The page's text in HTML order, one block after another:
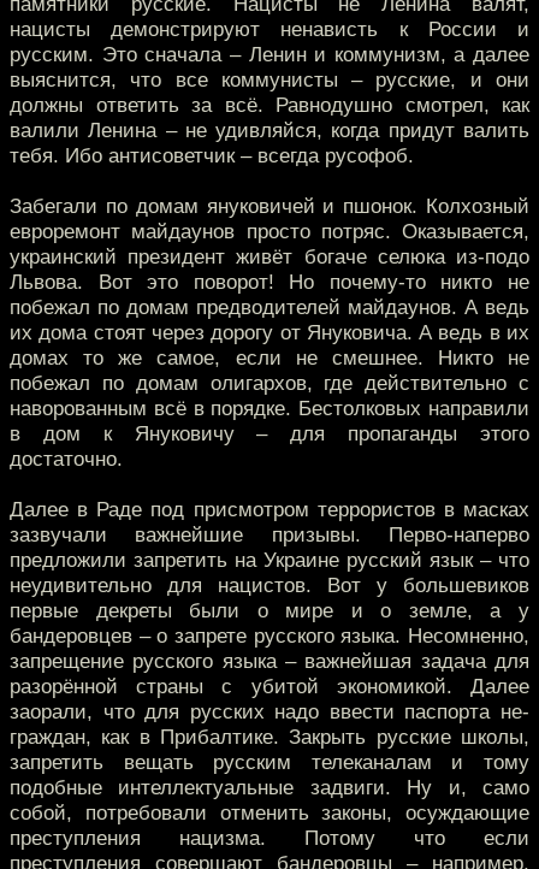
нацисты демонстрируют ненависть к России и
русским. Это сначала – Ленин и коммунизм, а далее
выяснится, что все коммунисты – русские, и они
должны ответить за всё. Равнодушно смотрел, как
валили Ленина – не удивляйся, когда придут валить
тебя. Ибо антисоветчик – всегда русофоб.
Забегали по домам януковичей и пшонок. Колхозный
евроремонт майдаунов просто потряс. Оказывается,
украинский президент живёт богаче селюка из-подо
Львова. Вот это поворот! Но почему-то никто не
побежал по домам предводителей майдаунов. А ведь
их дома стоят через дорогу от Януковича. А ведь в их
домах то же самое, если не смешнее. Никто не
побежал по домам олигархов, где действительно с
наворованным всё в порядке. Бестолковых направили
в дом к Януковичу – для пропаганды этого
достаточно.
Далее в Раде под присмотром террористов в масках
зазвучали важнейшие призывы. Перво-наперво
предложили запретить на Украине русский язык – что
неудивительно для нацистов. Вот у большевиков
первые декреты были о мире и о земле, а у
бандеровцев – о запрете русского языка. Несомненно,
запрещение русского языка – важнейшая задача для
разорённой страны с убитой экономикой. Далее
заорали, что для русских надо ввести паспорта не-
граждан, как в Прибалтике. Закрыть русские школы,
запретить вещать русским телеканалам и тому
подобные интеллектуальные задвиги. Ну и, само
собой, потребовали отменить законы, осуждающие
преступления нацизма. Потому что если
преступления совершают бандеровцы – например,